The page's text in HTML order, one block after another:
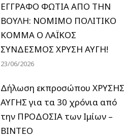
ΕΓΓΡΑΦΟ ΦΩΤΙΑ ΑΠΟ ΤΗΝ
ΒΟΥΛΗ: ΝΟΜΙΜΟ ΠΟΛΙΤΙΚΟ
ΚΟΜΜΑ Ο ΛΑΪΚΟΣ
ΣΥΝΔΕΣΜΟΣ ΧΡΥΣΗ ΑΥΓΗ!
23/06/2026
Δήλωση εκπροσώπου ΧΡΥΣΗΣ
ΑΥΓΗΣ για τα 30 χρόνια από
την ΠΡΟΔΟΣΙΑ των Ιμίων –
BINTEO